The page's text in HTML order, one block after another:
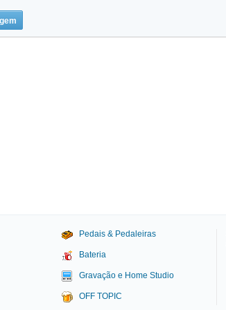
Pedais & Pedaleiras
Bateria
Gravação e Home Studio
OFF TOPIC